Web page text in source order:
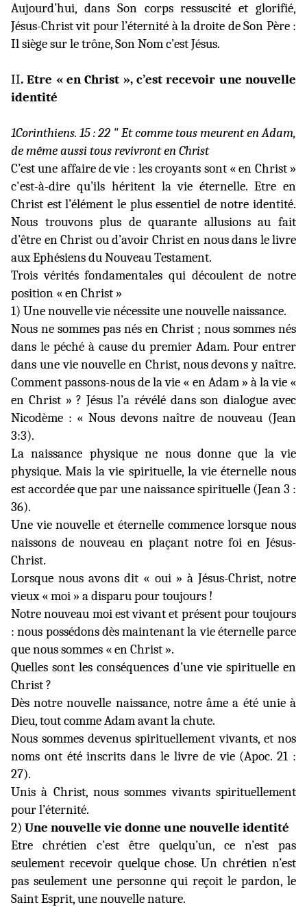
Aujourd’hui, dans Son corps ressuscité et glorifié,
Jésus-Christ vit pour l’éternité à la droite de Son Père :
Il siège sur le trône, Son Nom c’est Jésus.
II. Etre « en Christ », c’est recevoir une nouvelle
identité
1Corinthiens. 15 : 22 " Et comme tous meurent en Adam,
de même aussi tous revivront en Christ
C’est une affaire de vie : les croyants sont « en Christ »
c'est-à-dire qu’ils héritent la vie éternelle. Etre en
Christ est l’élément le plus essentiel de notre identité.
Nous trouvons plus de quarante allusions au fait
d’être en Christ ou d’avoir Christ en nous dans le livre
aux Ephésiens du Nouveau Testament.
Trois vérités fondamentales qui découlent de notre
position « en Christ »
1) Une nouvelle vie nécessite une nouvelle naissance.
Nous ne sommes pas nés en Christ ; nous sommes nés
dans le péché à cause du premier Adam. Pour entrer
dans une vie nouvelle en Christ, nous devons y naître.
Comment passons-nous de la vie « en Adam » à la vie «
en Christ » ? Jésus l’a révélé dans son dialogue avec
Nicodème : « Nous devons naître de nouveau (Jean
3:3).
La naissance physique ne nous donne que la vie
physique. Mais la vie spirituelle, la vie éternelle nous
est accordéeque par une naissance spirituelle (Jean 3 :
36).
Une vie nouvelle et éternelle commence lorsque nous
naissons de nouveau en plaçant notre foi en Jésus-
Christ.
Lorsque nous avons dit « oui » à Jésus-Christ, notre
vieux « moi » a disparu pour toujours !
Notre nouveau moi est vivant et présent pour toujours
: nous possédons dès maintenant la vie éternelle parce
que nous sommes « en Christ ».
Quelles sont les conséquences d’une vie spirituelle en
Christ ?
Dès notre nouvelle naissance, notre âme a été unie à
Dieu, tout comme Adam avant la chute.
Nous sommes devenus spirituellement vivants, et nos
noms ont été inscrits dans le livre de vie (Apoc. 21 :
27).
Unis à Christ, nous sommes vivants spirituellement
pour l’éternité.
2) Une nouvelle vie donne une nouvelle identité
Etre chrétien c’est être quelqu’un, ce n’est pas
seulement recevoir quelque chose. Un chrétien n’est
pas seulement une personne qui reçoit le pardon, le
Saint Esprit, une nouvelle nature.